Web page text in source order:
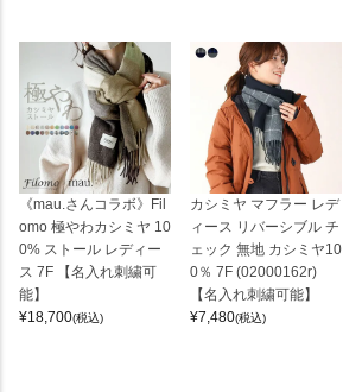
《mau.さんコラボ》Fil
omo 極やわカシミヤ 10
0% ストール レディー
ス 7F 【名入れ刺繍可
能】
¥18,700(税込)
カシミヤ マフラー レデ
ィース リバーシブル チ
ェック 無地 カシミヤ10
0％ 7F (02000162r)
【名入れ刺繍可能】
¥7,480(税込)